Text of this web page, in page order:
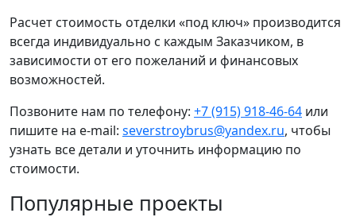
Расчет стоимость отделки «под ключ» производится
всегда индивидуально с каждым Заказчиком, в
зависимости от его пожеланий и финансовых
возможностей.
Позвоните нам по телефону: +7 (915) 918-46-64 или
пишите на e-mail: severstroybrus@yandex.ru, чтобы
узнать все детали и уточнить информацию по
стоимости.
Популярные проекты